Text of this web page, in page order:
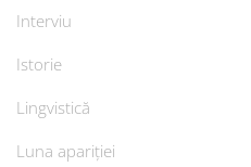
Interviu
Istorie
Lingvistică
Luna apariției